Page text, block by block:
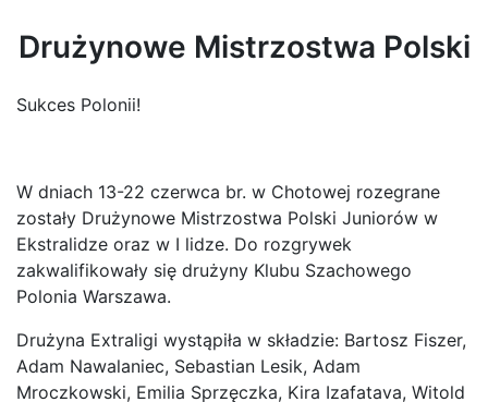
Drużynowe Mistrzostwa Polski
Sukces Polonii!
W dniach 13-22 czerwca br. w Chotowej rozegrane
zostały Drużynowe Mistrzostwa Polski Juniorów w
Ekstralidze oraz w I lidze. Do rozgrywek
zakwalifikowały się drużyny Klubu Szachowego
Polonia Warszawa.
Drużyna Extraligi wystąpiła w składzie: Bartosz Fiszer,
Adam Nawalaniec, Sebastian Lesik, Adam
Mroczkowski, Emilia Sprzęczka, Kira Izafatava, Witold